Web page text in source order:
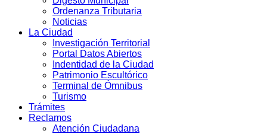
Ordenanza Tributaria
Noticias
La Ciudad
Investigación Territorial
Portal Datos Abiertos
Indentidad de la Ciudad
Patrimonio Escultórico
Terminal de Ómnibus
Turismo
Trámites
Reclamos
Atención Ciudadana